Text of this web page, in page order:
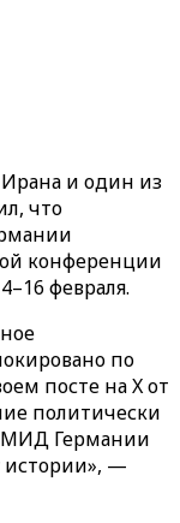
и один из
что
конференции
февраля.
по
посте на X от
политически
МИД Германии
истории», —